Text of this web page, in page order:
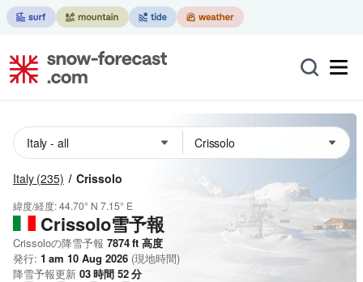
Italy (235) Crissolo
緯度/経度:44.70° N 7.15° E
Crissolo雪予報
Crissoloの降雪予報 7874ft 高度
発行: 1 am 10 Aug 2026 (現地時間)
降雪予報更新 03時間 52分